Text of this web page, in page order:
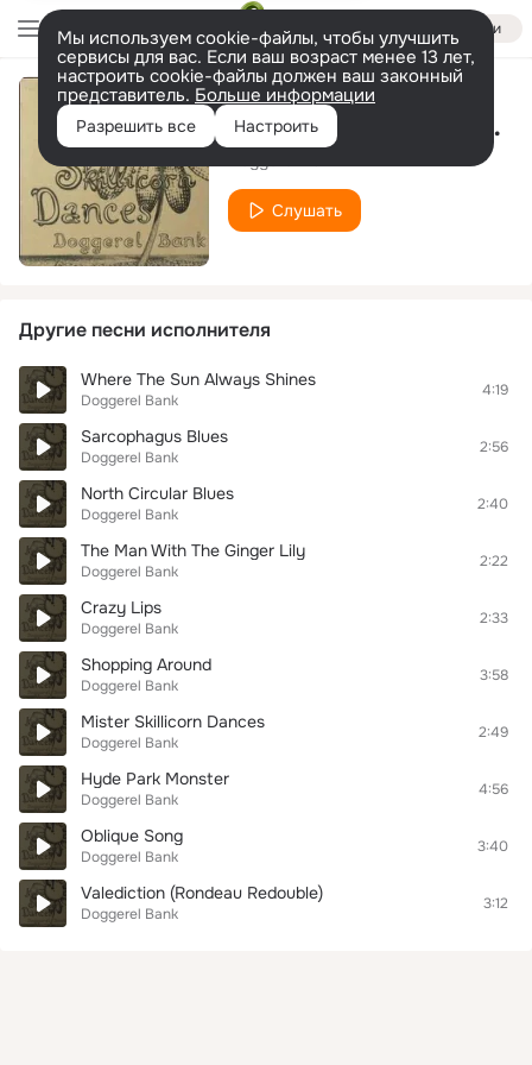
Войти
Мы используем cookie-файлы, чтобы улучшить
сервисы для вас. Если ваш возраст менее 13 лет,
настроить cookie-файлы должен ваш законный
представитель. Больше информации
Разрешить все Настроить The Lighthouse Keeper's Bicycle
Слушать
Другие песни исполнителя
Where The Sun Always Shines
Doggerel Bank
4:19
Sarcophagus Blues
Doggerel Bank
2:56
North Circular Blues
Doggerel Bank
2:40
The Man With The Ginger Lily
Doggerel Bank
2:22
Crazy Lips
Doggerel Bank
2:33
Shopping Around
Doggerel Bank
3:58
Mister Skillicorn Dances
Doggerel Bank
2:49
Hyde Park Monster
Doggerel Bank
4:56
Oblique Song
Doggerel Bank
3:40
Valediction (Rondeau Redouble)
Doggerel Bank
3:12